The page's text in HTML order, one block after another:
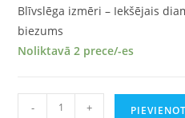
Blīvslēga izmēri – Iekšējais
biezums
Noliktavā 2 prece/-es
- +